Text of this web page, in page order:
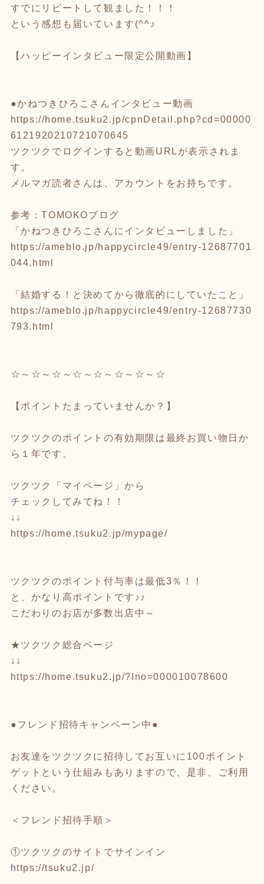
すでにリピートして観ました！！！
という感想も届いています(^^♪
【ハッピーインタビュー限定公開動画】
●かねつきひろこさんインタビュー動画
https://home.tsuku2.jp/cpnDetail.php?cd=00000
6121920210721070645
ツクツクでログインすると動画URLが表示されま
す。
メルマガ読者さんは、アカウントをお持ちです。
参考：TOMOKOブログ
「かねつきひろこさんにインタビューしました」
https://ameblo.jp/happycircle49/entry-12687701
044.html
「結婚する！と決めてから徹底的にしていたこと」
https://ameblo.jp/happycircle49/entry-12687730
793.html
☆～☆～☆～☆～☆～☆～☆～☆
【ポイントたまっていませんか？】
ツクツクのポイントの有効期限は最終お買い物日か
ら１年です。
ツクツク「マイページ」から
チェックしてみてね！！
↓↓
https://home.tsuku2.jp/mypage/
ツクツクのポイント付与率は最低3％！！
と、かなり高ポイントです♪♪
こだわりのお店が多数出店中～
★ツクツク総合ページ
↓↓
https://home.tsuku2.jp/?Ino=000010078600
●フレンド招待キャンペーン中●
お友達をツクツクに招待してお互いに100ポイント
ゲットという仕組みもありますので、是非、ご利用
ください。
＜フレンド招待手順＞
①ツクツクのサイトでサインイン
https://tsuku2.jp/